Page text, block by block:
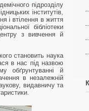
підрозділу
інститутів,
і втілення в життя
бібліотеки
з вивчення й
становить наука
в нас під назвою
обґрунтуванні й
в незалежній
видавничу та